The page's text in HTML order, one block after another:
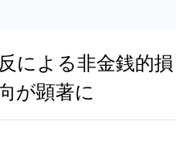
による非金銭的損
が顕著に